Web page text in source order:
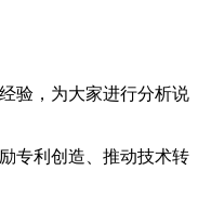
验，为大家进行分析说
专利创造、推动技术转